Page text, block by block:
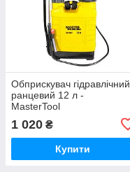
Обприскувач гідравлічний
ранцевий 12 л -
MasterTool
1 020 ₴
Купити